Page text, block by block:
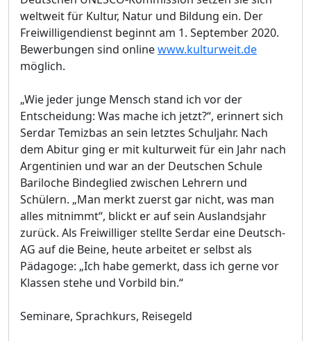
weltweit für Kultur, Natur und Bildung ein. Der
Freiwilligendienst beginnt am 1. September 2020.
Bewerbungen sind onlinewww.kulturweit.de
möglich.
„Wie jeder junge Mensch stand ich vor der
Entscheidung: Was mache ich jetzt?“, erinnert sich
Serdar Temizbas an sein letztes Schuljahr. Nach
dem Abitur ging er mit kulturweit für ein Jahr nach
Argentinien und war an der Deutschen Schule
Bariloche Bindeglied zwischen Lehrern und
Schülern. „Man merkt zuerst gar nicht, was man
alles mitnimmt“, blickt er auf sein Auslandsjahr
zurück. Als Freiwilliger stellte Serdar eine Deutsch-
AG auf die Beine, heute arbeitet er selbst als
Pädagoge: „Ich habe gemerkt, dass ich gerne vor
Klassen stehe und Vorbild bin.“
Seminare, Sprachkurs, Reisegeld